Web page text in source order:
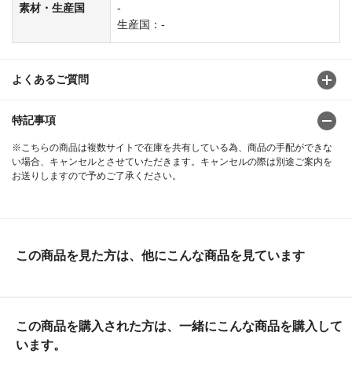
素材・生産国
-
生産国：-
よくあるご質問
特記事項
※こちらの商品は複数サイトで在庫を共有している為、商品の手配ができな
い場合、キャンセルとさせていただきます。キャンセルの際は別途ご案内を
お送りしますので予めご了承ください。
この商品を見た方は、他にこんな商品を見ています
この商品を購入された方は、一緒にこんな商品を購入して
います。